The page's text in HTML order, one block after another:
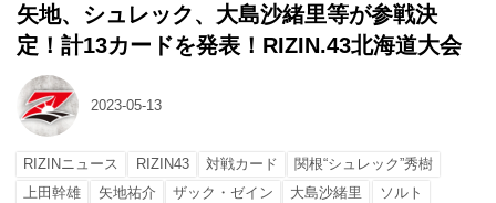
矢地、シュレック、大島沙緒里等が参戦決
定！計13カードを発表！RIZIN.43北海道大会
2023-05-13
RIZINニュース RIZIN43 対戦カード
関根“シュレック”秀樹
上田幹雄
矢地祐介 ザック・ゼイン 大島沙緒里
ソルト